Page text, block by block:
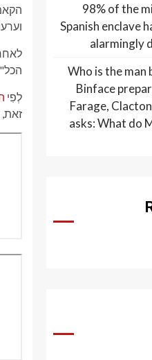
לְפִי
98% of the
Spanish enclave
alarmingly
Who is the man
Binface
Farage,
asks: What do